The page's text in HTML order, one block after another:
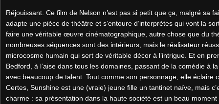
Réjouissant. Ce film de Nelson n’est pas si petit que ça, malgré sa
adapte une pièce de théâtre et s’entoure d’interprètes qui vont la
faire une véritable œuvre cinématographique, autre chose que du
nombreuses séquences sont des intérieurs, mais le réalisateur
microcosme humain qui sert de véritable décor à l’intrigue. Et en
Bedford, à l’aise dans tous les domaines, passant de la comédie à
avec beaucoup de talent. Tout comme son personnage, elle éclaire
Certes, Sunshine est une (vraie) jeune fille un tantinet naïve, mais
charme : sa présentation dans la haute société est un beau